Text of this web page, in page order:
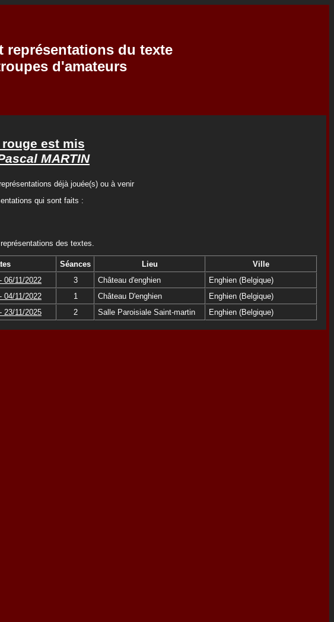
représentations du texte
d'amateurs
rouge est mis
MARTIN
déjà jouée(s) ou à venir
qui sont faits :
des textes.
Séances Lieu
Ville
06/11/2022 3 Château d'enghien
Enghien (Belgique)
04/11/2022 1 Château D'enghien
Enghien (Belgique)
23/11/2025 2 Salle Paroisiale Saint-martin Enghien (Belgique)